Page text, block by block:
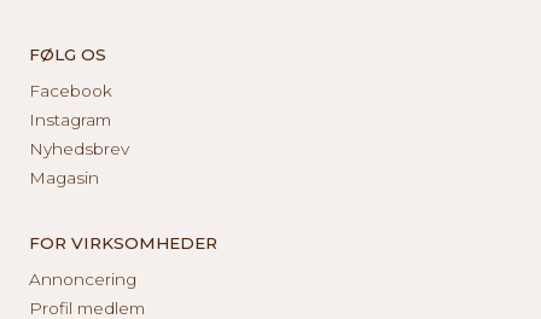
FØLG OS
Facebook
Instagram
Nyhedsbrev
Magasin
FOR VIRKSOMHEDER
Annoncering
Profil medlem